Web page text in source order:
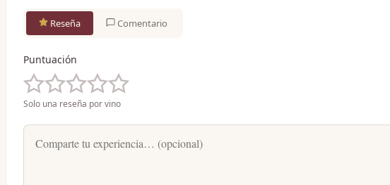
Reseña Comentario
Puntuación
Solo una reseña por vino